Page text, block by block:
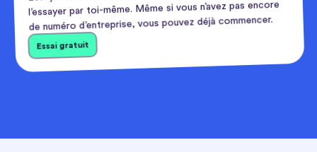
l’essayer par toi-même. Même si vous n’avez pas encore
de numéro d’entreprise, vous pouvez déjà commencer.
Essai gratuit